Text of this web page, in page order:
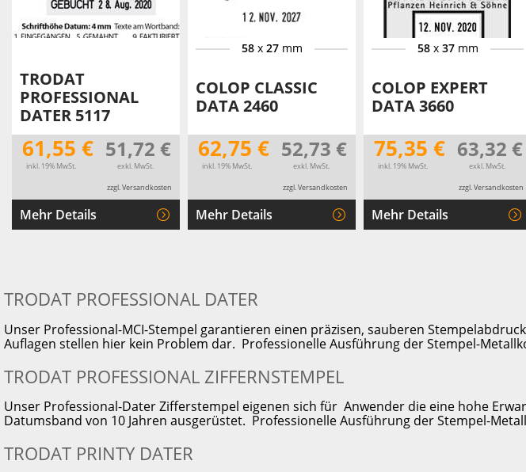
TRODAT
PROFESSIONAL
DATER 5117
61,55 €
inkl. 19% MwSt.
51,72 €
exkl. MwSt.
zzgl. Versandkosten
Mehr Details
58x 27mm
COLOP CLASSIC
DATA 2460
62,75 €
inkl. 19% MwSt.
52,73 €
exkl. MwSt.
zzgl. Versandkosten
Mehr Details
58x 37mm
COLOP EXPERT
DATA 3660
75,35 €
inkl. 19% MwSt.
63,32 €
exkl. MwSt.
zzgl. Versandkosten
Mehr Details
TRODAT PROFESSIONAL DATER
Unser Professional-MCI-Stempel garantieren einen präzisen, sauberen
Auflagen stellen hier kein Problem dar. Professionelle Ausführung der Stempel-
TRODAT PROFESSIONAL ZIFFERNSTEMPEL
Unser Professional-Dater Zifferstempel eigenen sich für Anwender die eine hohe
Datumsband von 10 Jahren ausgerüstet. Professionelle Ausführung der Stempel-
TRODAT PRINTY DATER